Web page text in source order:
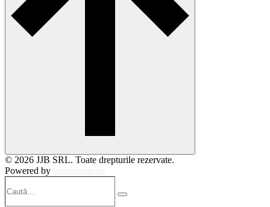
© 2026 JJB SRL. Toate drepturile rezervate.
Powered by
Search